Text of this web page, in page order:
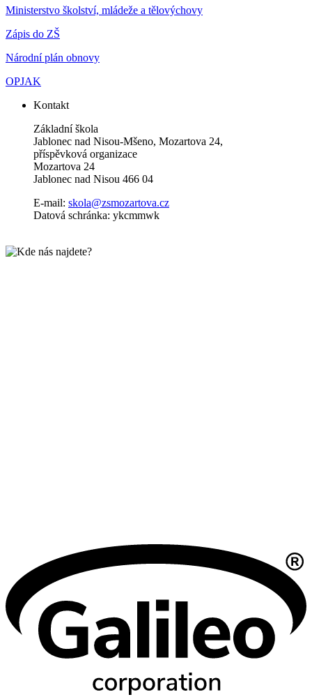
Ministerstvo školství, mládeže a tělovýchovy
Zápis do ZŠ
Národní plán obnovy
OPJAK
Kontakt
Základní škola
Jablonec nad Nisou-Mšeno, Mozartova 24,
příspěvková organizace
Mozartova 24
Jablonec nad Nisou 466 04
E-mail: skola@zsmozartova.cz
Datová schránka: ykcmmwk